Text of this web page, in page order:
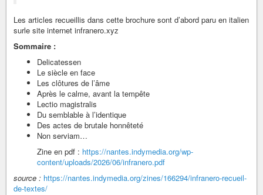
Les articles recueillis dans cette brochure sont d’abord paru en italien
surle site internet infranero.xyz
Sommaire :
Delicatessen
Le siècle en face
Les clôtures de l’âme
Après le calme, avant la tempête
Lectio magistralis
Du semblable à l’identique
Des actes de brutale honnêteté
Non serviam…
Zine en pdf : https://nantes.indymedia.org/wp-
content/uploads/2026/06/infranero.pdf
source : https://nantes.indymedia.org/zines/166294/infranero-recueil-
de-textes/